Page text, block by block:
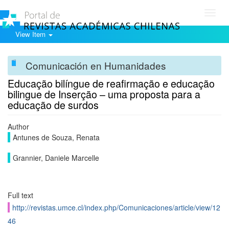
View Item
Comunicación en Humanidades
Educação bilíngue de reafirmação e educação
bilingue de Inserção – uma proposta para a
educação de surdos
Author
Antunes de Souza, Renata
Grannier, Daniele Marcelle
Full text
http://revistas.umce.cl/index.php/Comunicaciones/article/view/12
46